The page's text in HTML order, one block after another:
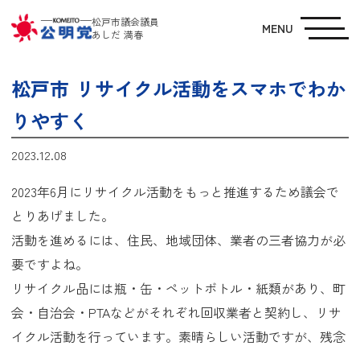
松戸市議会議員
あしだ 満春
MENU
松戸市 リサイクル活動をスマホでわか
りやすく
2023.12.08
2023年6月にリサイクル活動をもっと推進するため議会で
とりあげました。
活動を進めるには、住民、地域団体、業者の三者協力が必
要ですよね。
リサイクル品には瓶・缶・ペットボトル・紙類があり、町
会・自治会・PTAなどがそれぞれ回収業者と契約し、リサ
イクル活動を行っています。素晴らしい活動ですが、残念